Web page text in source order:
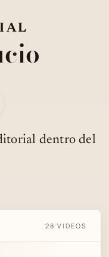
dentro del
GODOY)28 VIDEOS